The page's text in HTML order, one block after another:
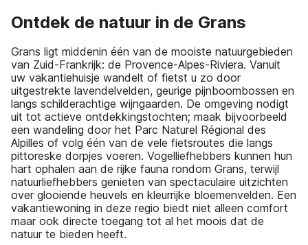
Ontdek de natuur in de Grans
Grans ligt middenin één van de mooiste natuurgebieden
van Zuid-Frankrijk: de Provence-Alpes-Riviera. Vanuit
uw vakantiehuisje wandelt of fietst u zo door
uitgestrekte lavendelvelden, geurige pijnboombossen en
langs schilderachtige wijngaarden. De omgeving nodigt
uit tot actieve ontdekkingstochten; maak bijvoorbeeld
een wandeling door het Parc Naturel Régional des
Alpilles of volg één van de vele fietsroutes die langs
pittoreske dorpjes voeren. Vogelliefhebbers kunnen hun
hart ophalen aan de rijke fauna rondom Grans, terwijl
natuurliefhebbers genieten van spectaculaire uitzichten
over glooiende heuvels en kleurrijke bloemenvelden. Een
vakantiewoning in deze regio biedt niet alleen comfort
maar ook directe toegang tot al het moois dat de
natuur te bieden heeft.